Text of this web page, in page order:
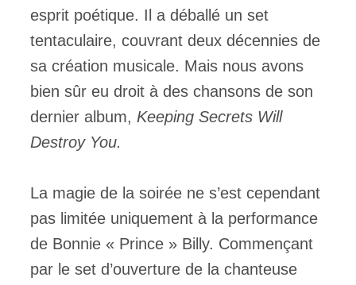
esprit poétique. Il a déballé un set
tentaculaire, couvrant deux décennies de
sa création musicale. Mais nous avons
bien sûr eu droit à des chansons de son
dernier album, Keeping Secrets Will
Destroy You.
La magie de la soirée ne s’est cependant
pas limitée uniquement à la performance
de Bonnie « Prince » Billy. Commençant
par le set d’ouverture de la chanteuse